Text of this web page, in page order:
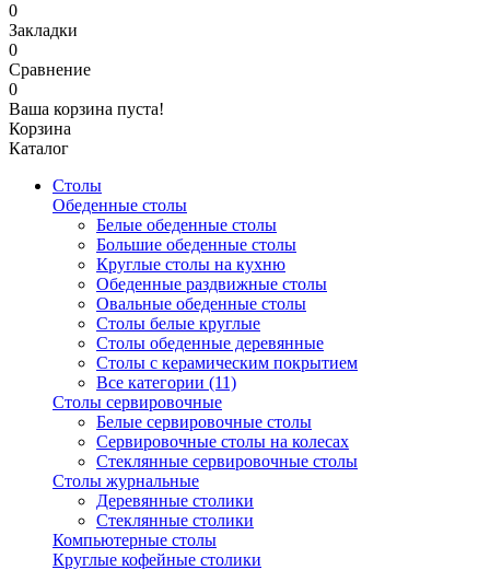
0
Закладки
0
Сравнение
0
Ваша корзина пуста!
Корзина
Каталог
Столы
Обеденные столы
Белые обеденные столы
Большие обеденные столы
Круглые столы на кухню
Обеденные раздвижные столы
Овальные обеденные столы
Столы белые круглые
Столы обеденные деревянные
Столы с керамическим покрытием
Все категории (11)
Столы сервировочные
Белые сервировочные столы
Сервировочные столы на колесах
Стеклянные сервировочные столы
Столы журнальные
Деревянные столики
Стеклянные столики
Компьютерные столы
Круглые кофейные столики